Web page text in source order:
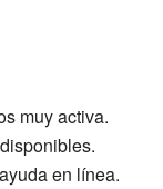
muy activa.
en línea.